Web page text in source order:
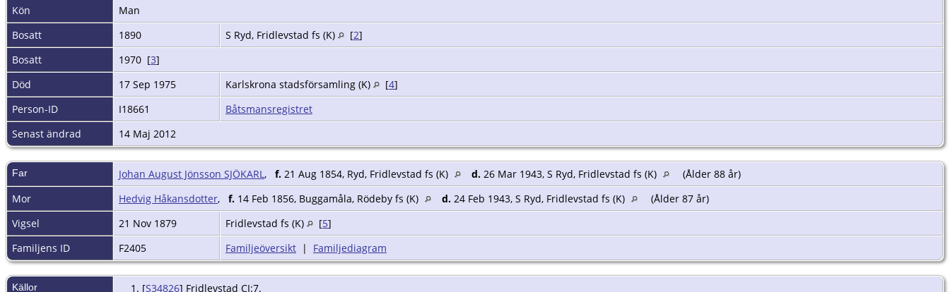
Kön
Man
Bosatt
1890 S Ryd, Fridlevstad fs (K) [2]
Bosatt
1970 [3]
Död
17 Sep 1975 Karlskrona stadsförsamling (K) [4]
Person-ID
I18661
Båtsmansregistret
Senast ändrad
14 Maj 2012
Far Johan August Jönsson SJÖKARL , f. 21 Aug 1854, Ryd, Fridlevstad fs (K) d. 26 Mar 1943, S Ryd, Fridlevstad fs (K)
(Ålder 88 år)
Mor
Hedvig Håkansdotter, f. 14 Feb 1856, Buggamåla, Rödeby fs (K) d. 24 Feb 1943, S Ryd, Fridlevstad fs (K)
(Ålder 87 år)
Vigsel
21 Nov 1879 Fridlevstad fs (K) [5]
Familjens ID
F2405 Familjeöversikt | Familjediagram
Källor [S34826] Fridlevstad CI:7.